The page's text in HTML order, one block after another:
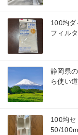
100均ダ
フィル
静岡県
ら使い
100均セ
50/